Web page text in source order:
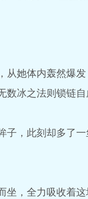
从她体内轰然爆发
冰之法则锁链自
子，此刻却多了
，全力吸收着这